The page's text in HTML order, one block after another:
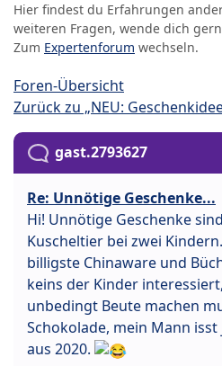
Hier findest du Erfahrungen
weiteren Fragen, wende dich
Zum Expertenforum wechseln.
Foren-Übersicht
Zurück zu „NEU:
gast.2793627
Re: Unnötige Geschenke...
Hi! Unnötige Geschenke
Kuscheltier bei zwei
billigste Chinaware und
keins der Kinder
unbedingt Beute machen
Schokolade, mein Mann
aus 2020.